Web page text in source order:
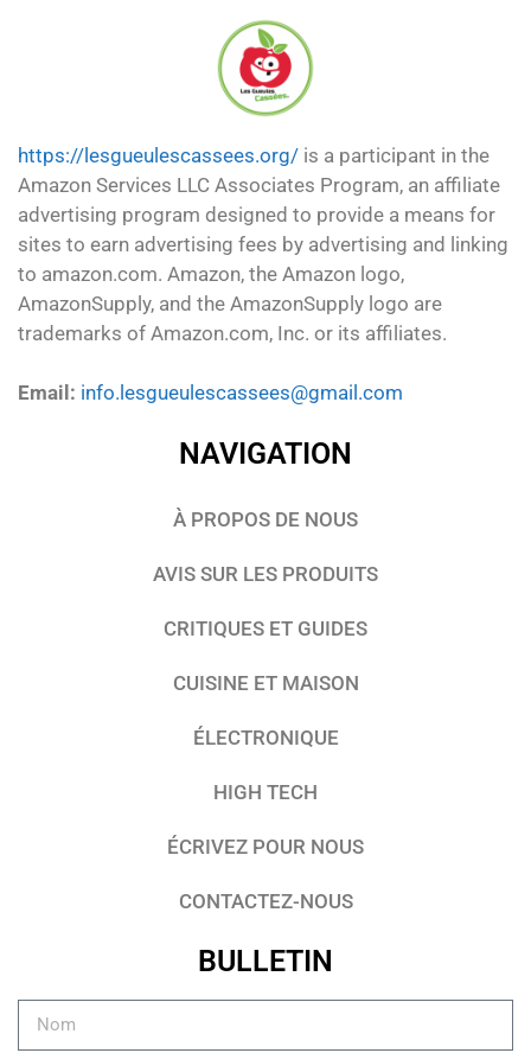
https://lesgueulescassees.org/ is a participant in the
Amazon Services LLC Associates Program, an affiliate
advertising program designed to provide a means for
sites to earn advertising fees by advertising and linking
to amazon.com. Amazon, the Amazon logo,
AmazonSupply, and the AmazonSupply logo are
trademarks of Amazon.com, Inc. or its affiliates.
Email: info.lesgueulescassees@gmail.com
NAVIGATION
À PROPOS DE NOUS
AVIS SUR LES PRODUITS
CRITIQUES ET GUIDES
CUISINE ET MAISON
ÉLECTRONIQUE
HIGH TECH
ÉCRIVEZ POUR NOUS
CONTACTEZ-NOUS
BULLETIN